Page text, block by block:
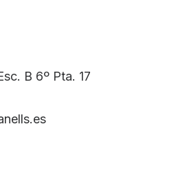
B 6º Pta. 17